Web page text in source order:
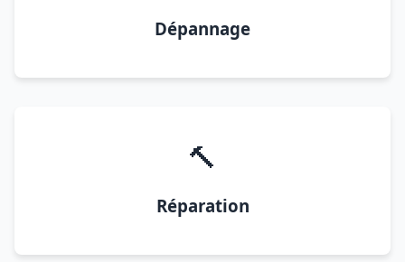
Dépannage
🔨
Réparation